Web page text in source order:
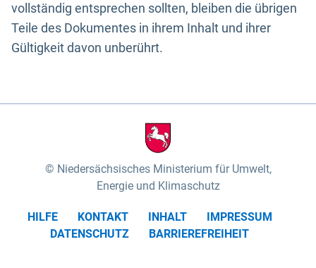
vollständig entsprechen sollten, bleiben die übrigen
Teile des Dokumentes in ihrem Inhalt und ihrer
Gültigkeit davon unberührt.
Niedersächsisches Ministerium für Umwelt,
Energie und Klimaschutz
HILFE KONTAKT INHALT
IMPRESSUM
DATENSCHUTZ
BARRIEREFREIHEIT